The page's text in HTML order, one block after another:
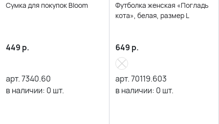
Сумка для покупок Bloom
449 р.
арт.7340.60
в наличии: 0 шт.
Футболка женская «Погладь
кота», белая, размер L
649 р.
арт.70119.603
в наличии: 0 шт.